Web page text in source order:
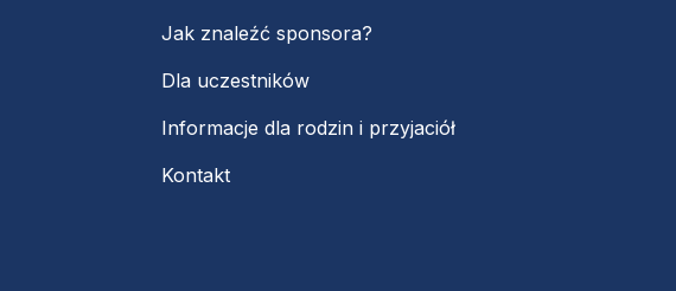
Jak znaleźć sponsora?
Dla uczestników
Informacje dla rodzin i przyjaciół
Kontakt